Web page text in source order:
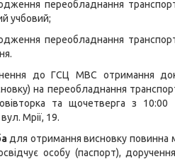
переобладнання
учбовий;
переобладнання
до ГСЦ МВС отримання
на переобладнання
та щочетверга з
Мрії, 19.
для отримання висновку повинна
особу (паспорт),